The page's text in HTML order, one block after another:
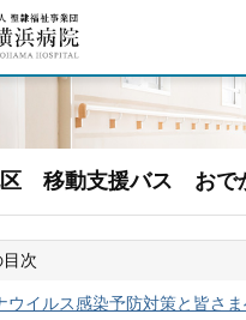
区 移動支援バス おで
次
ウイルス感染予防対策と皆さ